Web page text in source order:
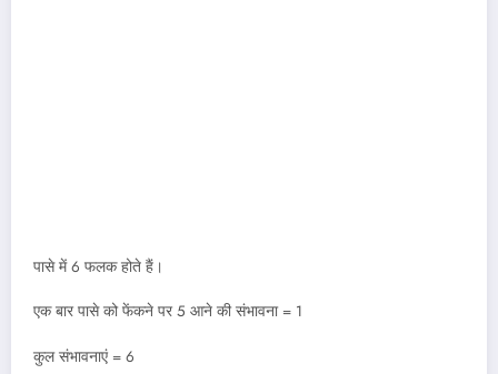
पासे में 6 फलक होते हैं।
एक बार पासे को फेंकने पर 5 आने की संभावना = 1
कुल संभावनाएं = 6